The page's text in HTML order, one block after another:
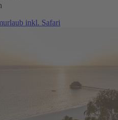
inkl. Safari